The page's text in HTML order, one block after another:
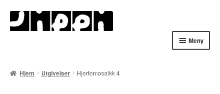
Hopp
til
Hopp
til
Meny
Hjem Utgivelser Hjertemosaikk 4